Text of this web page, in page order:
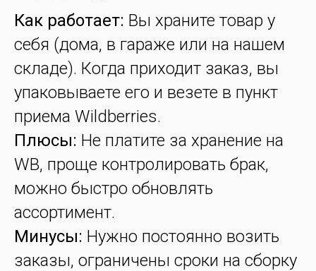
Как работает: Вы храните товар у
себя (дома, в гараже или на нашем
складе). Когда приходит заказ, вы
упаковываете его и везете в пункт
приема Wildberries.
Плюсы: Не платите за хранение на
WB, проще контролировать брак,
можно быстро обновлять
ассортимент.
Минусы: Нужно постоянно возить
заказы, ограничены сроки на сборку